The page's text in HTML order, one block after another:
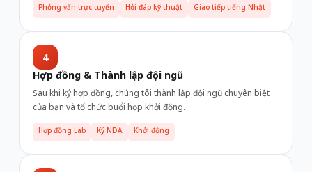
Phỏng vấn trực tuyến Hỏi đáp kỹ thuật Giao tiếp tiếng Nhật
4
Hợp đồng & Thành lập đội ngũ
Sau khi ký hợp đồng, chúng tôi thành lập đội ngũ chuyên biệt
của bạn và tổ chức buổi họp khởi động.
Hợp đồng Lab Ký NDA Khởi động